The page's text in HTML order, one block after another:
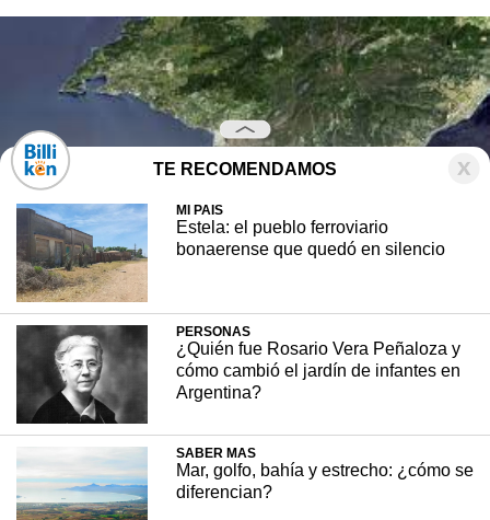
Un istmo es una franja estrecha de tierra que
une dos cuerpos de agua distintos y puede
juntar dos áreas mayores de tierra, en general
con orillas a ambos lados. En esta nota,
Billikente cuenta todos los detalles de este
accidente geográfico.
TE RECOMENDAMOS
MI PAIS
Estela: el pueblo ferroviario
bonaerense que quedó en silencio
PERSONAS
¿Quién fue Rosario Vera Peñaloza y
cómo cambió el jardín de infantes en
Argentina?
SABER MAS
Mar, golfo, bahía y estrecho: ¿cómo se
diferencian?